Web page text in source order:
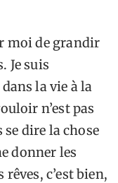
moi de grandir
Je suis
la vie à la
n’est pas
dire la chose
donner les
c’est bien,